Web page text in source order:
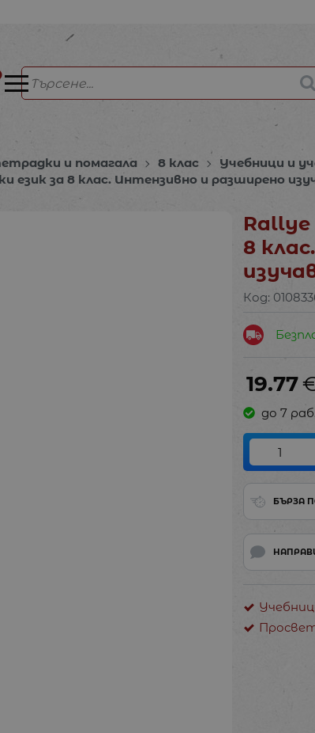
и помагала 8 клас Учебници и
език за 8 клас. Интензивно и разширено
Rallye
8
Код:
19.77
до 7
БЪРЗА